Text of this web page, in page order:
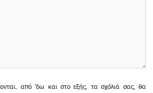
από 'δω και στο εξής, τα σχόλιά σας, θα